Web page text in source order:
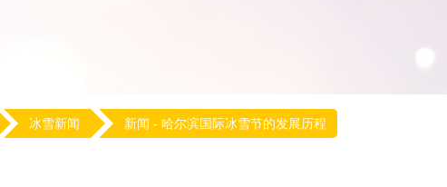
冰雪新闻 新闻 - 哈尔滨国际冰雪节的发展历程